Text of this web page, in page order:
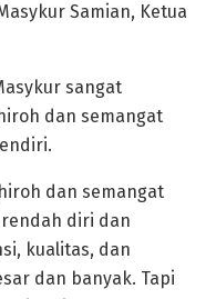
Samian, Ketua
sangat
dan semangat
dan semangat
rendah diri dan
kualitas, dan
dan banyak. Tapi